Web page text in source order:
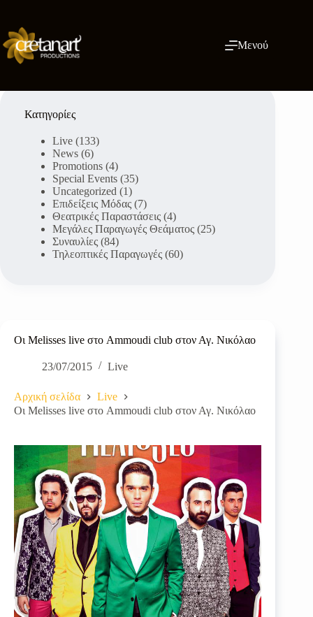
περιεχόμενο
Μενού
Οι Melisses live στο Ammoudi club στον Αγ. Νικόλαο
23/07/2015 Live
Αρχική σελίδα
Live
Οι Melisses live στο Ammoudi club στον Αγ. Νικόλαο
Κατηγορίες
Live (133)
News (6)
Promotions (4)
Special Events (35)
Uncategorized (1)
Επιδείξεις Μόδας (7)
Θεατρικές Παραστάσεις (4)
Μεγάλες Παραγωγές Θεάματος (25)
Συναυλίες (84)
Τηλεοπτικές Παραγωγές (60)